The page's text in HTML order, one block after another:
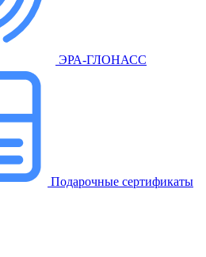
ЭРА-ГЛОНАСС
Подарочные сертификаты